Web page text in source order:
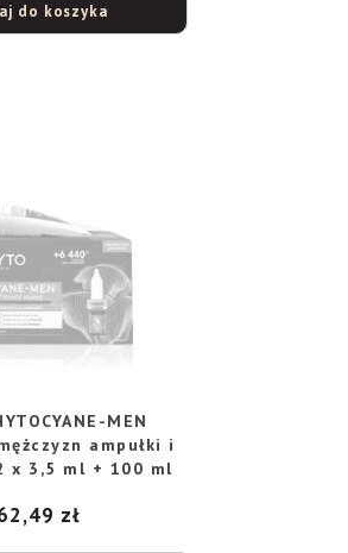
do koszyka
MEN
ampułki i
x 3,5 ml + 100 ml
zł